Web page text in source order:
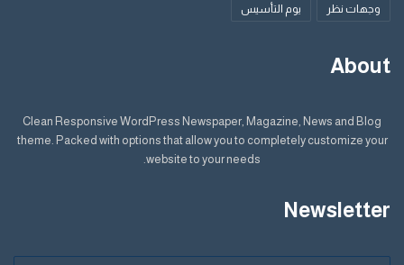
وجهات نظر يوم التأسيس
About
Clean Responsive WordPress Newspaper, Magazine, News and Blog
theme. Packed with options that allow you to completely customize your
website to your needs.
Newsletter